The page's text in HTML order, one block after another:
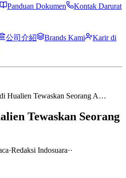
Panduan Dokumen
Kontak Darurat
公司介紹 Brands Kami
Karir di
Hualien Tewaskan Seorang A…
Tewaskan Seorang
·Redaksi Indosuara··